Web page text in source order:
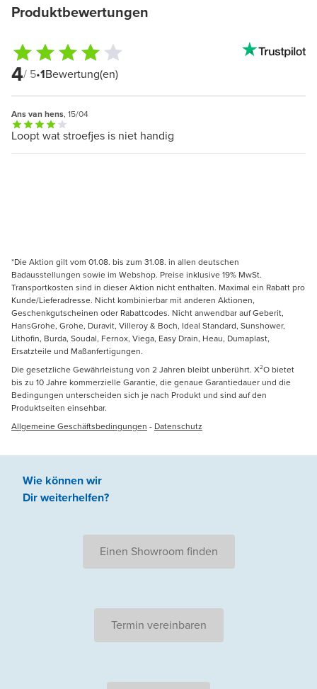
Produktbewertungen
4/ 5•1Bewertung(en)
Ans van hens, 15/04
Loopt wat stroefjes is niet handig
*Die Aktion gilt vom 01.08. bis zum 31.08. in allen deutschen
Badausstellungen sowie im Webshop. Preise inklusive 19% MwSt.
Transportkosten sind in dieser Aktion nicht enthalten. Maximal ein Rabatt pro
Kunde/Lieferadresse. Nicht kombinierbar mit anderen Aktionen,
Geschenkgutscheinen oder Rabattcodes. Nicht anwendbar auf Geberit,
HansGrohe, Grohe, Duravit, Villeroy & Boch, Ideal Standard, Sunshower,
Lithofin, Burda, Soudal, Fernox, Viega, Easy Drain, Heau, Dumaplast,
Ersatzteile und Maßanfertigungen.
Die gesetzliche Gewährleistung von 2 Jahren bleibt unberührt. X²O bietet
bis zu 10 Jahre kommerzielle Garantie, die genaue Garantiedauer und die
Bedingungen unterscheiden sich je nach Produkt und sind auf den
Produktseiten einsehbar.
Allgemeine Geschäftsbedingungen - Datenschutz
Wie können wir
Dir weiterhelfen?
Einen Showroom finden
Termin vereinbaren